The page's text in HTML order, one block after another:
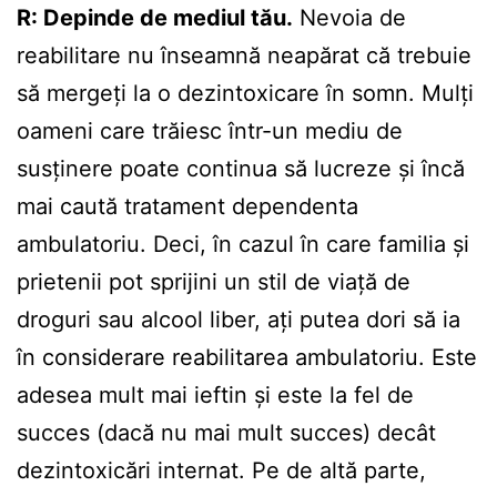
R: Depinde de mediul tău. Nevoia de
reabilitare nu înseamnă neapărat că trebuie
să mergeți la o dezintoxicare în somn. Mulți
oameni care trăiesc într-un mediu de
susținere poate continua să lucreze și încă
mai caută tratament dependenta
ambulatoriu. Deci, în cazul în care familia și
prietenii pot sprijini un stil de viață de
droguri sau alcool liber, ați putea dori să ia
în considerare reabilitarea ambulatoriu. Este
adesea mult mai ieftin și este la fel de
succes (dacă nu mai mult succes) decât
dezintoxicări internat. Pe de altă parte,